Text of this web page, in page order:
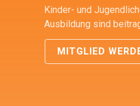
Kinder- und
Ausbildung sind
MITGLIED